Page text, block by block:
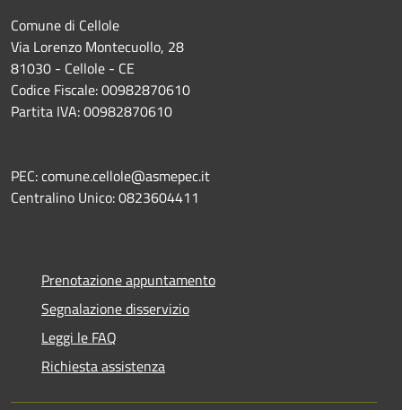
Comune di Cellole
Via Lorenzo Montecuollo, 28
81030 - Cellole - CE
Codice Fiscale: 00982870610
Partita IVA: 00982870610
PEC: comune.cellole@asmepec.it
Centralino Unico: 0823604411
Prenotazione appuntamento
Segnalazione disservizio
Leggi le FAQ
Richiesta assistenza